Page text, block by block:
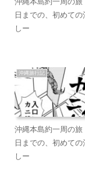
日までの、初めて
しー
沖縄旅行記
沖縄本島約一周の
日までの、初めて
しー